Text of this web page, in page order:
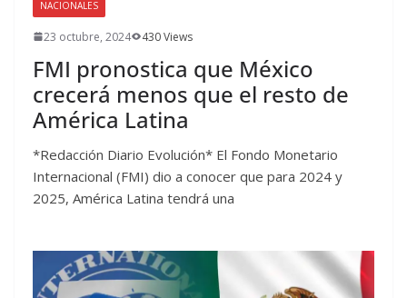
NACIONALES
23 octubre, 2024 430 Views
FMI pronostica que México
crecerá menos que el resto de
América Latina
*Redacción Diario Evolución* El Fondo Monetario
Internacional (FMI) dio a conocer que para 2024 y
2025, América Latina tendrá una